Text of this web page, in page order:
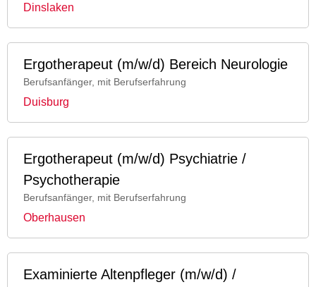
Dinslaken
Ergotherapeut (m/w/d) Bereich Neurologie
Berufsanfänger, mit Berufserfahrung
Duisburg
Ergotherapeut (m/w/d) Psychiatrie /
Psychotherapie
Berufsanfänger, mit Berufserfahrung
Oberhausen
Examinierte Altenpfleger (m/w/d) /